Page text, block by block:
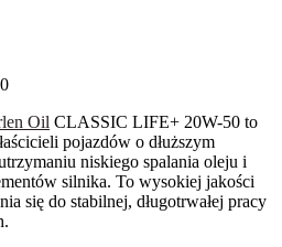
Oil CLASSIC LIFE+ 20W-50 to
pojazdów o dłuższym
niskiego spalania oleju i
silnika. To wysokiej jakości
się do stabilnej, długotrwałej pracy